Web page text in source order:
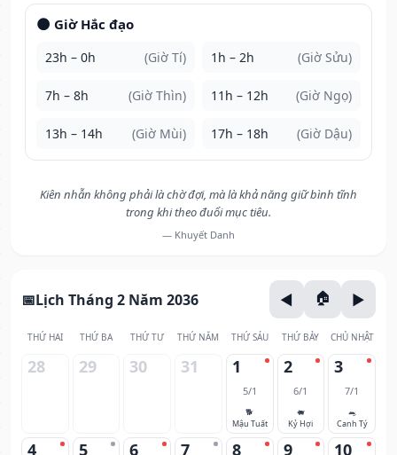
🌑 Giờ Hắc đạo
23h – 0h (Giờ Tí) 1h – 2h (Giờ Sửu)
7h – 8h (Giờ Thìn) 11h – 12h (Giờ Ngọ)
13h – 14h (Giờ Mùi) 17h – 18h (Giờ Dậu)
Kiên nhẫn không phải là chờ đợi, mà là khả năng giữ bình tĩnh
trong khi theo đuổi mục tiêu.
— Khuyết Danh
Lịch Tháng 2 Năm 2036
THỨ HAI THỨ BA THỨ TƯ THỨ NĂM THỨ SÁU THỨ BẢY CHỦ NHẬT
28 29 30 31 1
5/1
🐕
Mậu Tuất
2
6/1
🐖
Kỷ Hợi
3
7/1
🐀
Canh Tý
4 5 6 7 8 9 10